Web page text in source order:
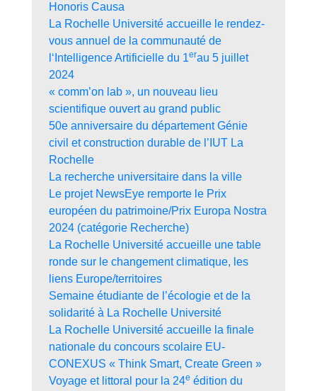
Honoris Causa
La Rochelle Université accueille le rendez-
vous annuel de la communauté de
l‘Intelligence Artificielle du 1erau 5 juillet
2024
« comm’on lab », un nouveau lieu
scientifique ouvert au grand public
50e anniversaire du département Génie
civil et construction durable de l’IUT La
Rochelle
La recherche universitaire dans la ville
Le projet NewsEye remporte le Prix
européen du patrimoine/Prix Europa Nostra
2024 (catégorie Recherche)
La Rochelle Université accueille une table
ronde sur le changement climatique, les
liens Europe/territoires
Semaine étudiante de l’écologie et de la
solidarité à La Rochelle Université
La Rochelle Université accueille la finale
nationale du concours scolaire EU-
CONEXUS « Think Smart, Create Green »
Voyage et littoral pour la 24e édition du